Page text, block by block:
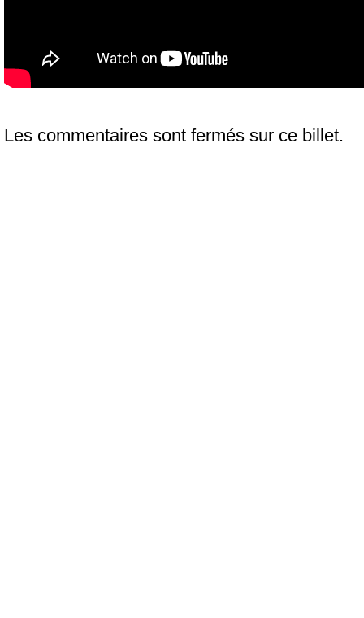
Les commentaires sont fermés sur ce billet.